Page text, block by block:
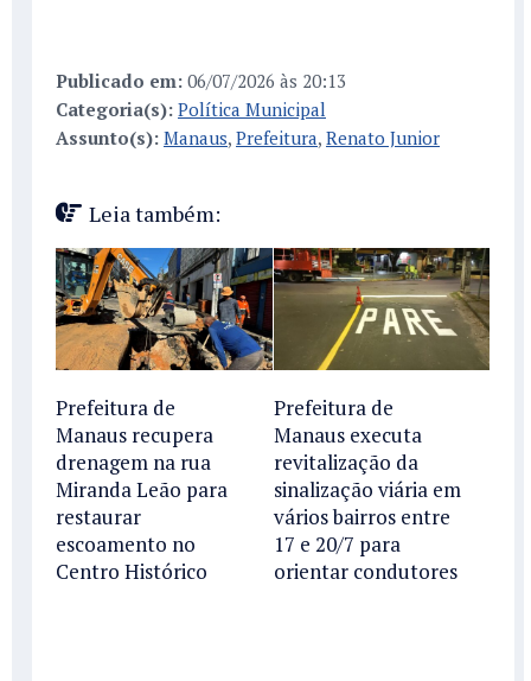
Publicado em: 06/07/2026 às 20:13
Categoria(s): Política Municipal
Assunto(s): Manaus, Prefeitura, Renato Junior
Leia também:
Prefeitura de
Manaus recupera
drenagem na rua
Miranda Leão para
restaurar
escoamento no
Centro Histórico
Prefeitura de
Manaus executa
revitalização da
sinalização viária em
vários bairros entre
17 e 20/7 para
orientar condutores